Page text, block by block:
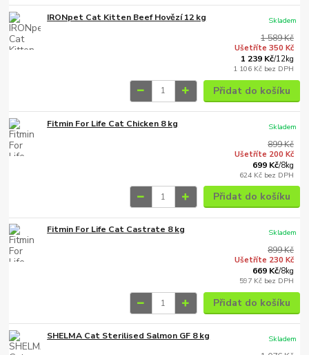
IRONpet Cat Kitten Beef Hovězí 12 kg
1 589 Kč
Ušetříte 350 Kč
1 239 Kč/12kg
1 106 Kč bez DPH
Skladem
Přidat do košíku
Fitmin For Life Cat Chicken 8 kg
899 Kč
Ušetříte 200 Kč
699 Kč/8kg
624 Kč bez DPH
Skladem
Přidat do košíku
Fitmin For Life Cat Castrate 8 kg
899 Kč
Ušetříte 230 Kč
669 Kč/8kg
597 Kč bez DPH
Skladem
Přidat do košíku
SHELMA Cat Sterilised Salmon GF 8 kg
Skladem